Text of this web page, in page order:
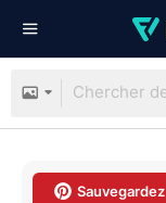
Sauvegardez